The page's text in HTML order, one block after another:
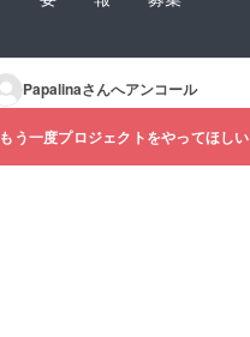
Papalinaさんへアンコール
もう一度プロジェクトをやってほしい